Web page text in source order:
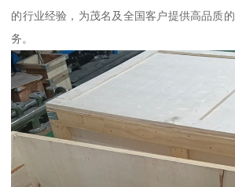
的行业经验，为茂名及全国客户提供高品质
务。